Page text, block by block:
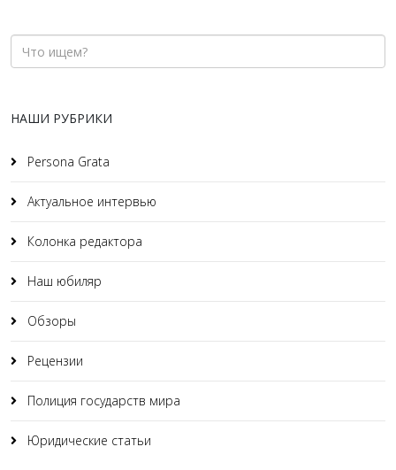
НАШИ РУБРИКИ
Persona Grata
Актуальное интервью
Колонка редактора
Наш юбиляр
Обзоры
Рецензии
Полиция государств мира
Юридические статьи